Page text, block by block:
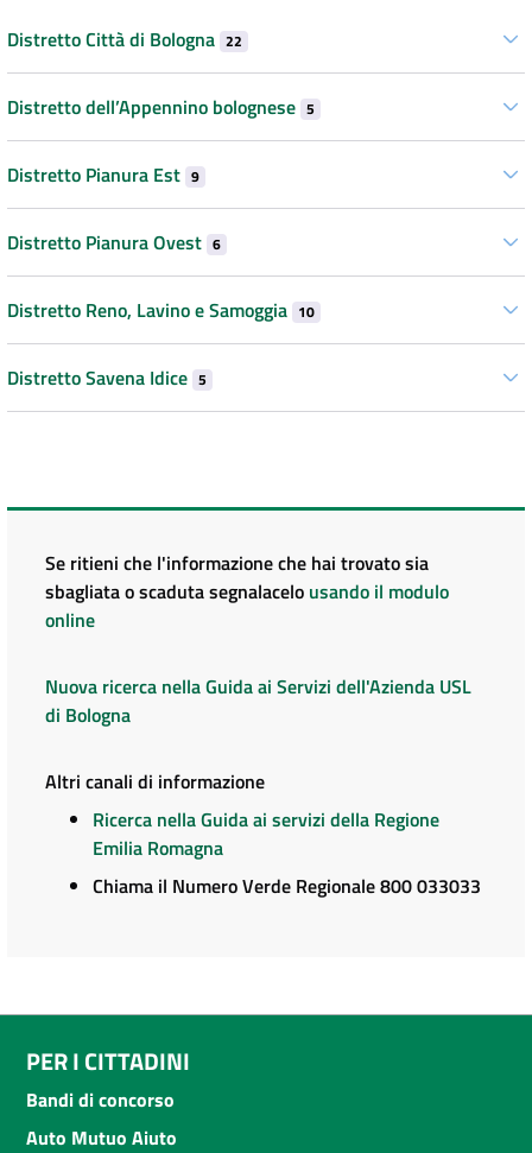
Distretto Città di Bologna 22
Distretto dell’Appennino bolognese 5
Distretto Pianura Est 9
Distretto Pianura Ovest 6
Distretto Reno, Lavino e Samoggia 10
Distretto Savena Idice 5
Se ritieni che l'informazione che hai trovato sia
sbagliata o scaduta segnalacelo usando il modulo
online
Nuova ricerca nella Guida ai Servizi dell'Azienda USL
di Bologna
Altri canali di informazione
Ricerca nella Guida ai servizi della Regione
Emilia Romagna
Chiama il Numero Verde Regionale 800 033033
PER I CITTADINI
Bandi di concorso
Auto Mutuo Aiuto